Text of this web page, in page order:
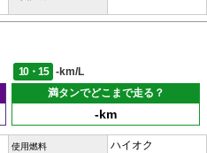
10・15
-km/L
満タンでどこまで走る？
-km
使用燃料
ハイオク